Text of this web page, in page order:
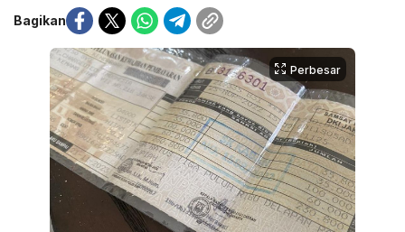
Bagikan
Perbesar